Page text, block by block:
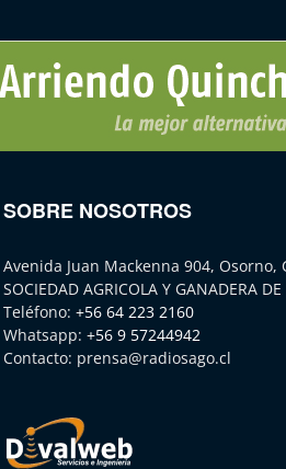
SOBRE NOSOTROS
Avenida Juan Mackenna 904, Osorno,
SOCIEDAD AGRICOLA Y GANADERA
Teléfono: +56 64 223 2160
Whatsapp: +56 9 57244942
Contacto: prensa@radiosago.cl